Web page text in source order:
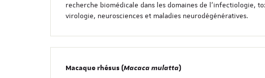
recherche biomédicale dans les domaines de l’infectiologie,
virologie, neurosciences et maladies neurodégénératives.
Macaque rhésus (Macaca mulatta)